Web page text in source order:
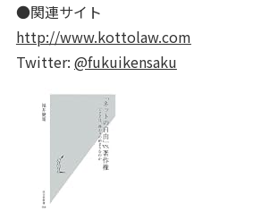
●関連サイト
http://www.kottolaw.com
Twitter: @fukuikensaku